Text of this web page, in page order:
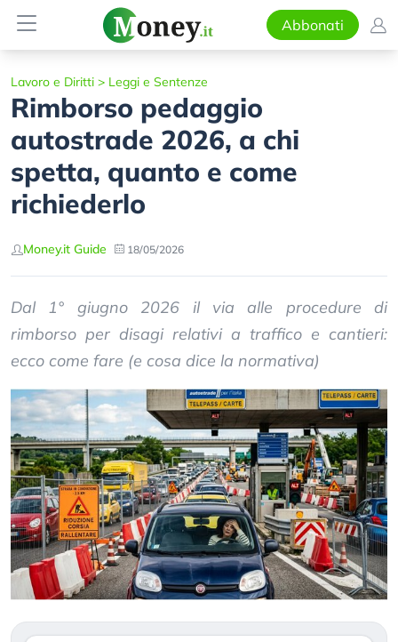
Abbonati
Lavoro e Diritti > Leggi e Sentenze
Rimborso pedaggio
autostrade 2026, a chi
spetta, quanto e come
richiederlo
Money.it Guide 18/05/2026
Dal 1° giugno 2026 il via alle procedure di
rimborso per disagi relativi a traffico e cantieri:
ecco come fare (e cosa dice la normativa)